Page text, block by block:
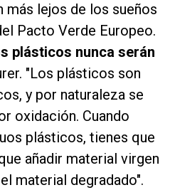
más lejos de los sueños
Pacto Verde Europeo.
plásticos nunca serán
"Los plásticos son
y por naturaleza se
oxidación. Cuando
plásticos, tienes que
añadir material virgen
material degradado".